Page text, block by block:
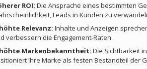
ROI: Die Ansprache eines bestimmten
Leads in Kunden zu
Relevanz: Inhalte und Anzeigen
verbessern die Engagement-Raten.
Markenbekanntheit: Die Sichtbarkeit
Ihre Marke als festen Bestandteil der